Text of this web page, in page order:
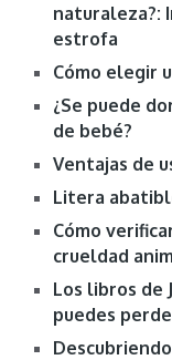
naturaleza?:
estrofa
Cómo elegir
¿Se puede
de bebé?
Ventajas de
Litera
Cómo
crueldad
Los libros de
puedes